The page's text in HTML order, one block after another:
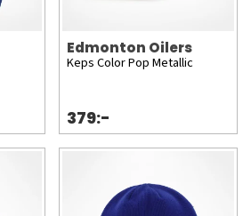
Edmonton Oilers
Keps Color Pop Metallic
379:-